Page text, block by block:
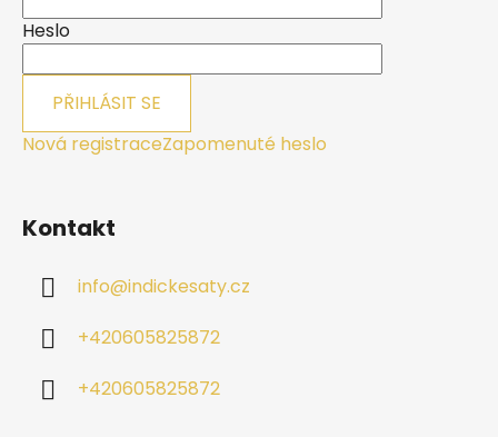
Heslo
PŘIHLÁSIT SE
Nová registraceZapomenuté heslo
Kontakt
info@indickesaty.cz
+420605825872
+420605825872